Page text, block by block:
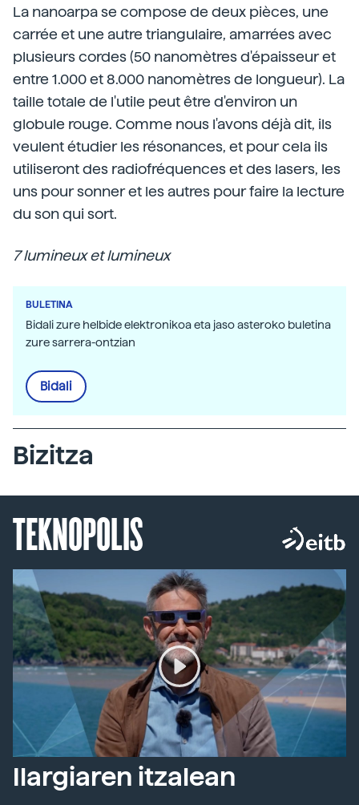
La nanoarpa se compose de deux pièces, une
carrée et une autre triangulaire, amarrées avec
plusieurs cordes (50 nanomètres d'épaisseur et
entre 1.000 et 8.000 nanomètres de longueur). La
taille totale de l'utile peut être d'environ un
globule rouge. Comme nous l'avons déjà dit, ils
veulent étudier les résonances, et pour cela ils
utiliseront des radiofréquences et des lasers, les
uns pour sonner et les autres pour faire la lecture
du son qui sort.
7 lumineux et lumineux
BULETINA
Bidali zure helbide elektronikoa eta jaso asteroko buletina
zure sarrera-ontzian
Bidali
Bizitza
TEKNOPOLIS
Ilargiaren itzalean